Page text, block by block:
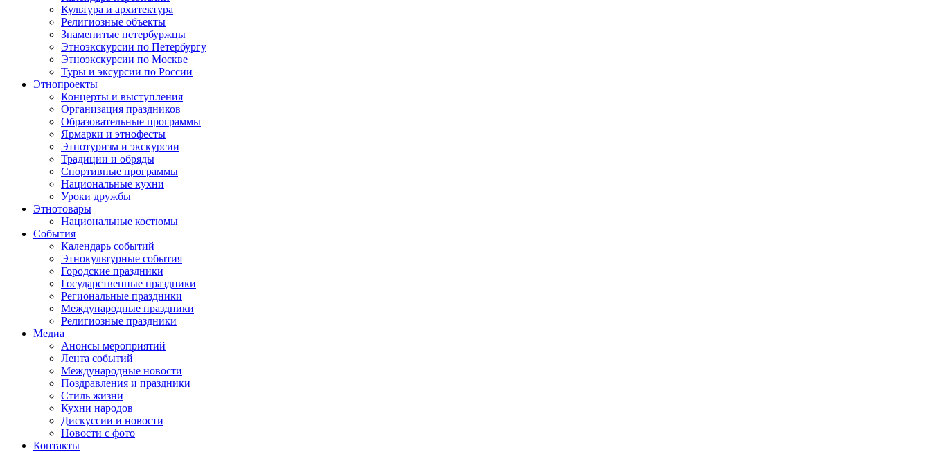
Культура и архитектура
Религиозные объекты
Знаменитые петербуржцы
Этноэкскурсии по Петербургу
Этноэкскурсии по Москве
Туры и эксурсии по России
Этнопроекты
Концерты и выступления
Организация праздников
Образовательные программы
Ярмарки и этнофесты
Этнотуризм и экскурсии
Традиции и обряды
Спортивные программы
Национальные кухни
Уроки дружбы
Этнотовары
Национальные костюмы
События
Календарь событий
Этнокультурные события
Городские праздники
Государственные праздники
Региональные праздники
Международные праздники
Религиозные праздники
Медиа
Анонсы мероприятий
Лента событий
Международные новости
Поздравления и праздники
Cтиль жизни
Кухни народов
Дискуссии и новости
Новости с фото
Контакты